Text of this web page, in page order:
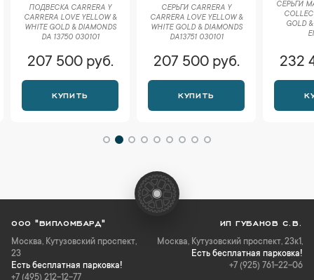
ПОДВЕСКА CARRERA Y
CARRERA LOVE YELLOW &
WHITE GOLD & DIAMONDS
DA 13750 030101
207 500 руб.
КУПИТЬ
СЕРЬГИ CARRERA Y
CARRERA LOVE YELLOW &
WHITE GOLD & DIAMONDS
DA13751 030101
207 500 руб.
КУПИТЬ
СЕРЬГИ
GOLD
232
ООО "ВИПЛОМБАРД"
Москва, Кутузовский проспект,
23
Есть бесплатная парковка!
+7 (495) 212-12-77
ИП ГУБАНОВ С.В.
Москва, Кутузовский проспект, 23к1,
Есть бесплатная парковка!
+7 (925) 761-22-06